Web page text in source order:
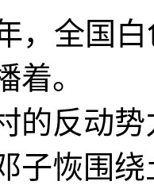
白色
着。
的反动
子恢围